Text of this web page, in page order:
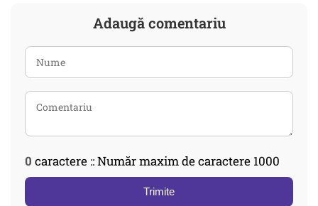
Adaugă comentariu
0 caractere :: Număr maxim de caractere 1000
Trimite